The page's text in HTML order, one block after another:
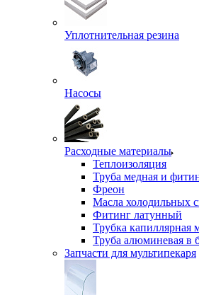
Уплотнительная резина
Насосы
Расходные материалы
Теплоизоляция
Труба медная и
Фреон
Масла холодильных
Фитинг латунный
Трубка капиллярная
Труба алюминевая в
Запчасти для мультипекаря